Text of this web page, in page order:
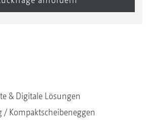
& Digitale Lösungen
Kompaktscheibeneggen